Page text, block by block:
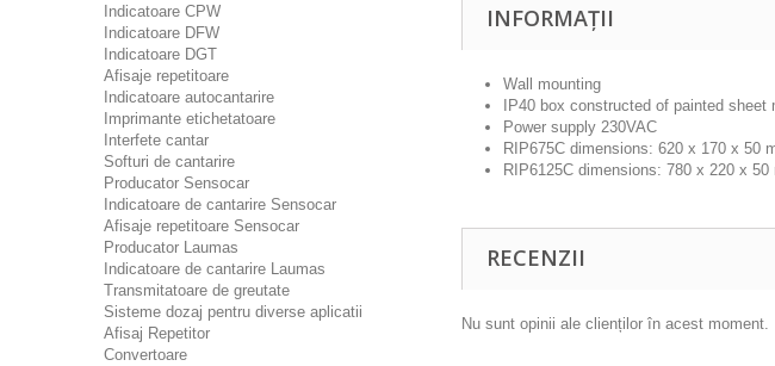
Indicatoare CPW
Indicatoare DFW
Indicatoare DGT
Afisaje repetitoare
Indicatoare autocantarire
Imprimante etichetatoare
Interfete cantar
Softuri de cantarire
Producator Sensocar
Indicatoare de cantarire Sensocar
Afisaje repetitoare Sensocar
Producator Laumas
Indicatoare de cantarire Laumas
Transmitatoare de greutate
Sisteme dozaj pentru diverse aplicatii
Afisaj Repetitor
Convertoare
INFORMAȚII
Wall mounting
IP40 box constructed of painted sheet
Power supply 230VAC
RIP675C dimensions: 620 x 170 x 50
RIP6125C dimensions: 780 x 220 x 50
RECENZII
Nu sunt opinii ale clienților în acest moment.